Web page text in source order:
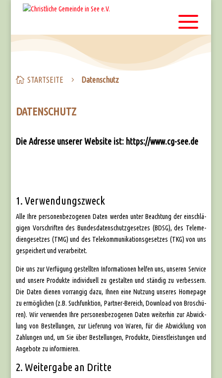
 START­SEI­TE 5 Daten­schutz
DATENSCHUTZ
Die Adresse unserer Website ist: https://www.cg-see.de
1. Verwendungszweck
Alle Ihre per­so­nen­be­zo­ge­nen Daten wer­den unter Beach­tung der ein­schlä­
gi­gen Vor­schrif­ten des Bun­des­da­ten­schutz­ge­set­zes (BDSG), des Tele­me­
di­en­ge­set­zes (TMG) und des Tele­kom­mu­ni­ka­ti­ons­ge­set­zes (TKG) von uns
gespei­chert und ver­ar­bei­tet.
Die uns zur Ver­fü­gung gestell­ten Infor­ma­tio­nen hel­fen uns, unse­ren Ser­vice
und unse­re Pro­duk­te indi­vi­du­ell zu gestal­ten und stän­dig zu ver­bes­sern.
Die Daten die­nen vor­ran­gig dazu, Ihnen eine Nut­zung unse­res Home­page
zu ermög­li­chen (z.B. Such­funk­ti­on, Part­ner-Bereich, Down­load von Bro­schü­
ren). Wir ver­wen­den Ihre per­so­nen­be­zo­ge­nen Daten wei­ter­hin zur Abwick­
lung von Bestel­lun­gen, zur Lie­fe­rung von Waren, für die Abwick­lung von
Zah­lun­gen und, um Sie über Bestel­lun­gen, Pro­duk­te, Dienst­leis­tun­gen und
Ange­bo­te zu infor­mie­ren.
2. Weitergabe an Dritte